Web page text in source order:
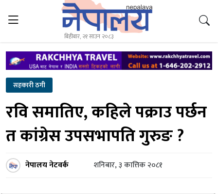
बिहीबार, २१ साउन २०८३
सहकारी ठगी
रवि समातिए, कहिले पक्राउ पर्छन
त कांग्रेस उपसभापति गुरुङ ?
नेपालय नेटवर्क शनिबार, ३ कात्तिक २०८१